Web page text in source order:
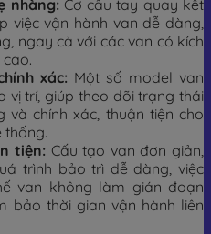
nhàng: Cơ cấu tay quay kết
việc vận hành van dễ dàng,
ngay cả với các van có kích
xác: Một số model van
vị trí, giúp theo dõi trạng thái
và chính xác, thuận tiện cho
thống.
tiện: Cấu tạo van đơn giản,
trình bảo trì dễ dàng, việc
van không làm gián đoạn
bảo thời gian vận hành liên